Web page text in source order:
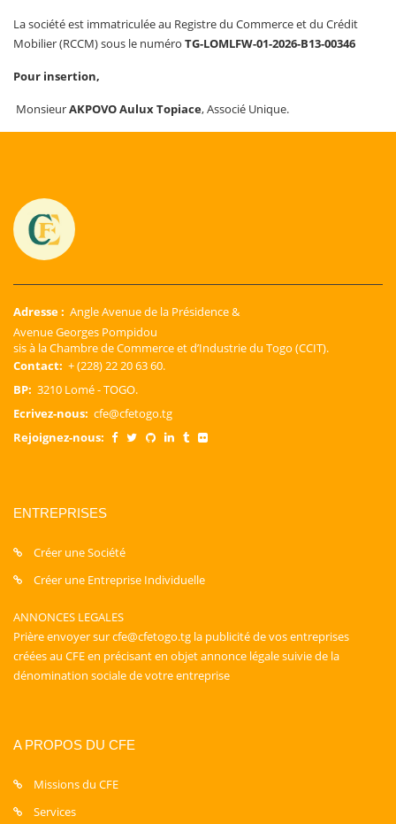
La société est immatriculée au Registre du Commerce et du Crédit
Mobilier (RCCM) sous le numéro TG-LOMLFW-01-2026-B13-00346
Pour insertion,
MonsieurAKPOVO Aulux Topiace, Associé Unique.
Adresse : Angle Avenue de la Présidence &
Avenue Georges Pompidou
sis à la Chambre de Commerce et d’Industrie du Togo (CCIT).
Contact: + (228) 22 20 63 60.
BP: 3210 Lomé - TOGO.
Ecrivez-nous: cfe@cfetogo.tg
Rejoignez-nous:
ENTREPRISES
Créer une Société
Créer une Entreprise Individuelle
ANNONCES LEGALES
Prière envoyer sur cfe@cfetogo.tg la publicité de vos entreprises
créées au CFE en précisant en objet annonce légale suivie de la
dénomination sociale de votre entreprise
A PROPOS DU CFE
Missions du CFE
Services